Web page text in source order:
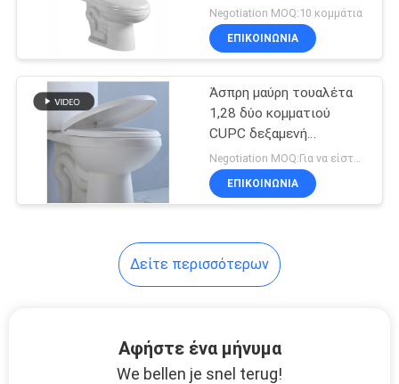
Τουαλέτα ύψους
άνεσης της Ada
Κρεμασμένη τοίχος
σιφωνίων τουαλετών
δύο κομματιού
Negotiation MOQ:10 κομμάτια
ΕΠΙΚΟΙΝΩΝΙΑ
Άσπρη μαύρη τουαλέτα
1,28 δύο κομματιού
CUPC δεξαμενή
αποχωρητηρίων GPF
Negotiation MOQ:Για να είστε διαπραγματευτείτε
ΕΠΙΚΟΙΝΩΝΙΑ
Δείτε περισσότερων
Αφήστε ένα μήνυμα
We bellen je snel terug!